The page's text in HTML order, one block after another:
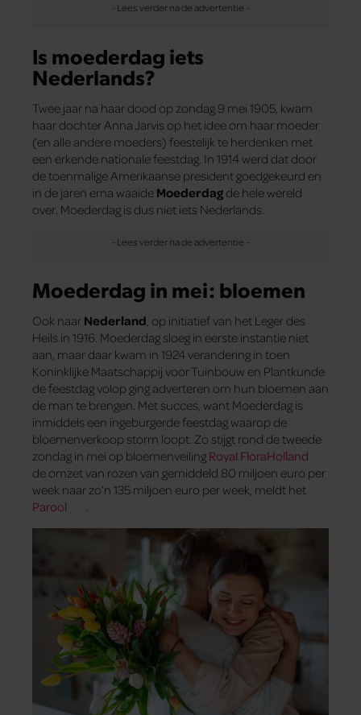
Is moederdag iets
Nederlands?
Twee jaar na haar dood op zondag 9 mei 1905, kwam
haar dochter Anna Jarvis op het idee om haar moeder
(en alle andere moeders) feestelijk te herdenken met
een erkende nationale feestdag. In 1914 werd dat door
de toenmalige Amerikaanse president goedgekeurd en
in de jaren erna waaide Moederdag de hele wereld
over. Moederdag is dus niet iets Nederlands.
Moederdag in mei: bloemen
Ook naar Nederland , op initiatief van het Leger des
Heils in 1916. Moederdag sloeg in eerste instantie niet
aan, maar daar kwam in 1924 verandering in toen
Koninklijke Maatschappij voor Tuinbouw en Plantkunde
de feestdag volop ging adverteren om hun bloemen aan
de man te brengen. Met succes, want Moederdag is
inmiddels een ingeburgerde feestdag waarop de
bloemenverkoop storm loopt. Zo stijgt rond de tweede
zondag in mei op bloemenveiling Royal FloraHolland
de omzet van rozen van gemiddeld 80 miljoen euro per
week naar zo’n 135 miljoen euro per week, meldt het
Parool